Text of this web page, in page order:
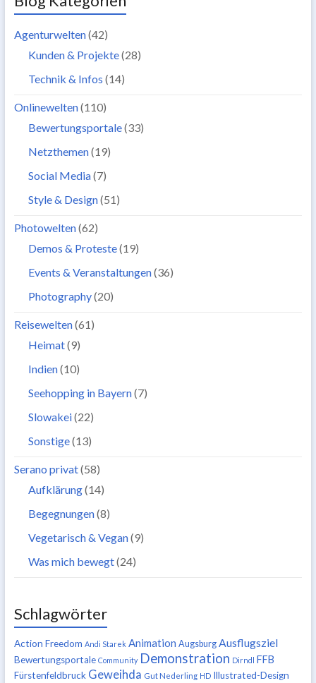
Agenturwelten(42)
Kunden & Projekte(28)
Technik & Infos (14)
Onlinewelten(110)
Bewertungsportale(33)
Netzthemen(19)
Social Media(7)
Style & Design(51)
Photowelten(62)
Demos & Proteste(19)
Events & Veranstaltungen(36)
Photography(20)
Reisewelten(61)
Heimat(9)
Indien(10)
Seehopping in Bayern(7)
Slowakei(22)
Sonstige(13)
Serano privat(58)
Aufklärung(14)
Begegnungen(8)
Vegetarisch & Vegan(9)
Was mich bewegt(24)
Schlagwörter
Action Freedom Andi Starek Animation Augsburg Ausflugsziel
Bewertungsportale Community Demonstration Dirndl FFB
Fürstenfeldbruck Geweihda Gut Nederling HD Illustrated-Design